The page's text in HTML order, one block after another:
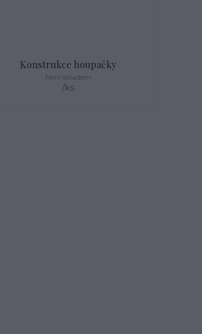
Konstrukce houpačky
/ks
Není skladem